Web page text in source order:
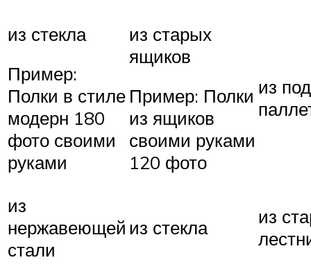
из стекла
Пример:
Полки в стиле
модерн 180
фото своими
руками
из старых
ящиков
Пример: Полки
из ящиков
своими руками
120 фото
из
из
нержавеющей
стали
из стекла
из